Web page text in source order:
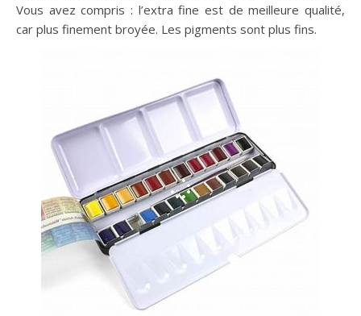
Vous avez compris : l’extra fine est de meilleure qualité,
car plus finement broyée. Les pigments sont plus fins.